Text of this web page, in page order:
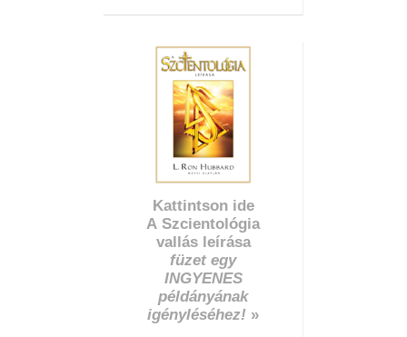
Kattintson ide
A Szcientológia
vallás leírása
füzet egy
INGYENES
példányának
igényléséhez! »